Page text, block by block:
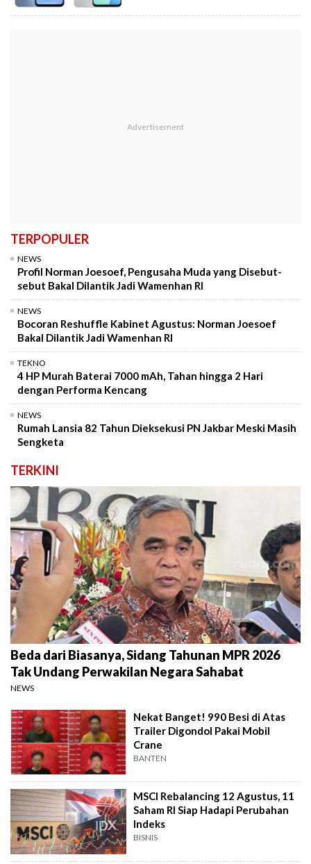
TERPOPULER
NEWS
Profil Norman Joesoef, Pengusaha Muda yang Disebut-
sebut Bakal Dilantik Jadi Wamenhan RI
NEWS
Bocoran Reshuffle Kabinet Agustus: Norman Joesoef
Bakal Dilantik Jadi Wamenhan RI
TEKNO
4 HP Murah Baterai 7000 mAh, Tahan hingga 2 Hari
dengan Performa Kencang
NEWS
Rumah Lansia 82 Tahun Dieksekusi PN Jakbar Meski Masih
Sengketa
TERKINI
Beda dari Biasanya, Sidang Tahunan MPR 2026
Tak Undang Perwakilan Negara Sahabat
NEWS
Nekat Banget! 990 Besi di Atas
Trailer Digondol Pakai Mobil
Crane
BANTEN
MSCI Rebalancing 12 Agustus, 11
Saham RI Siap Hadapi Perubahan
Indeks
BISNIS